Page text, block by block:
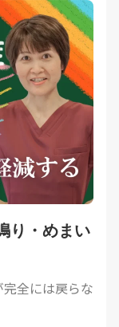
り・めまい
全には戻らな